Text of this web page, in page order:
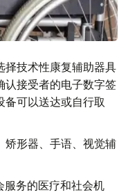
择技术性康复辅助器具
认接受者的电子数字签
备可以送达或自行取
矫形器、手语、视觉辅
务的医疗和社会机